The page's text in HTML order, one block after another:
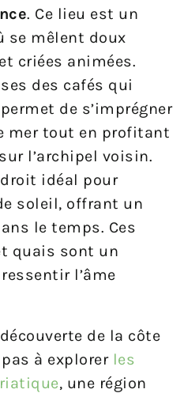
. Ce lieu est un
se mêlent doux
criées animées.
des cafés qui
de s’imprégner
mer tout en profitant
l’archipel voisin.
idéal pour
soleil, offrant un
le temps. Ces
quais sont un
l’âme
de la côte
à explorer les
, une région